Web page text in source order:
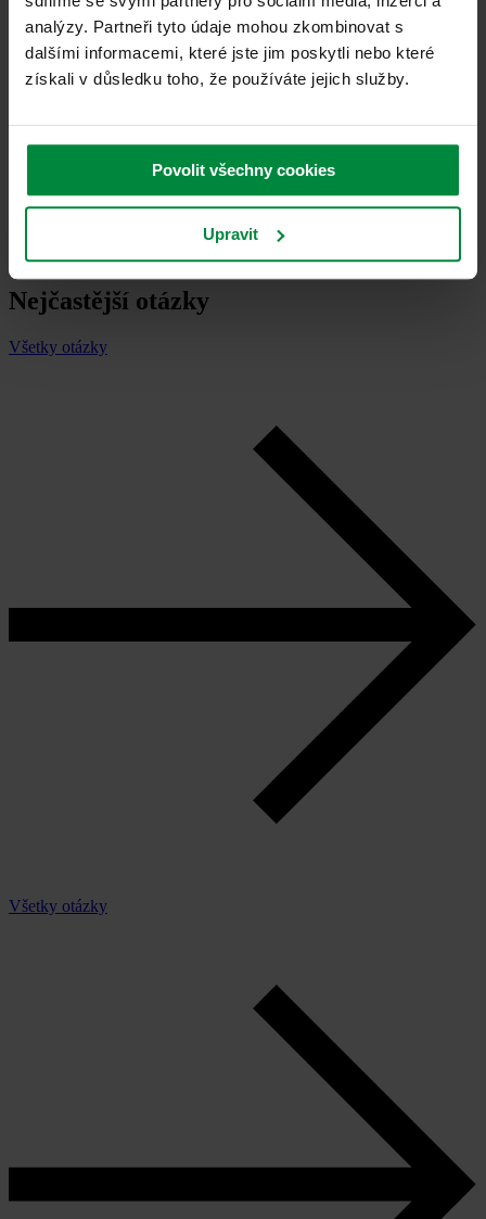
analýzy. Partneři tyto údaje mohou zkombinovat s
dalšími informacemi, které jste jim poskytli nebo které
získali v důsledku toho, že používáte jejich služby.
Povolit všechny cookies
Upravit
Nejčastější otázky
Všetky otázky
Všetky otázky